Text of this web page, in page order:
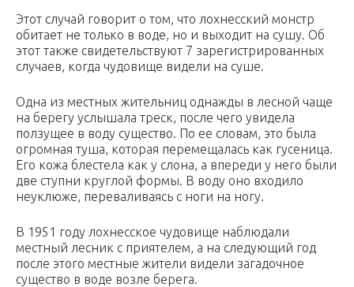
Этот случай говорит о том, что лохнесский монстр
обитает не только в воде, но и выходит на сушу. Об
этот также свидетельствуют 7 зарегистрированных
случаев, когда чудовище видели на суше.
Одна из местных жительниц однажды в лесной чаще
на берегу услышала треск, после чего увидела
ползущее в воду существо. По ее словам, это была
огромная туша, которая перемещалась как гусеница.
Его кожа блестела как у слона, а впереди у него были
две ступни круглой формы. В воду оно входило
неуклюже, переваливаясь с ноги на ногу.
В 1951 году лохнесское чудовище наблюдали
местный лесник с приятелем, а на следующий год
после этого местные жители видели загадочное
существо в воде возле берега.